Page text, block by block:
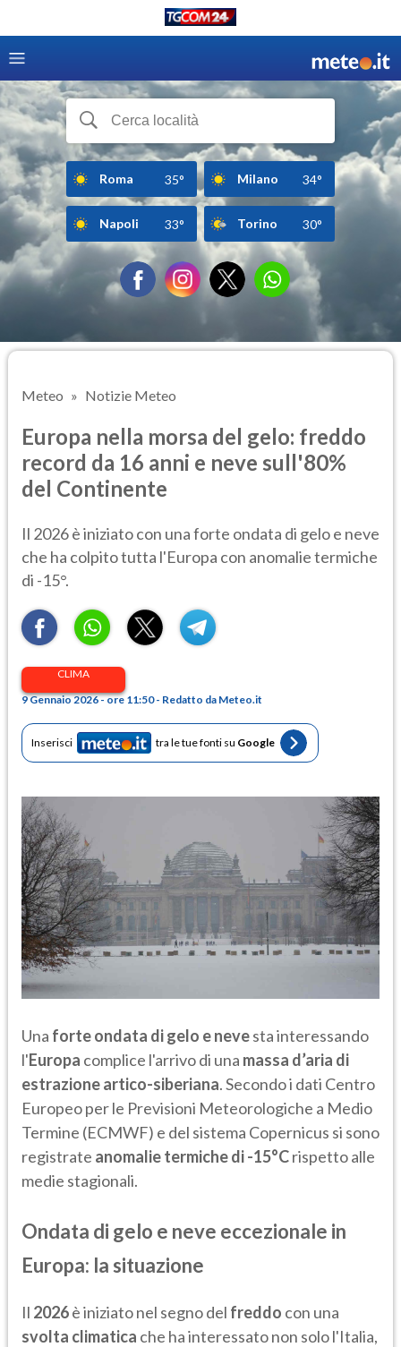
Roma 35° Milano 34°
Napoli 33° Torino 30°
Meteo Notizie Meteo
Europa nella morsa del gelo: freddo
record da 16 anni e neve sull'80%
del Continente
Il 2026 è iniziato con una forte ondata di gelo e neve
che ha colpito tutta l'Europa con anomalie termiche
di -15°.
CLIMA
9 Gennaio 2026 - ore 11:50 - Redatto da Meteo.it
Inserisci tra le tue fonti su Google
Una forte ondata di gelo e nevesta interessando
l'Europa complice l'arrivo di una massa d’aria di
estrazione artico-siberiana. Secondo i dati Centro
Europeo per le Previsioni Meteorologiche a Medio
Termine (ECMWF) e del sistema Copernicus si sono
registrate anomalie termiche di -15°Crispetto alle
medie stagionali.
Ondata di gelo e neve eccezionale in
Europa: la situazione
Il 2026è iniziato nel segno del freddo con una
svolta climatica che ha interessato non solo l'Italia,